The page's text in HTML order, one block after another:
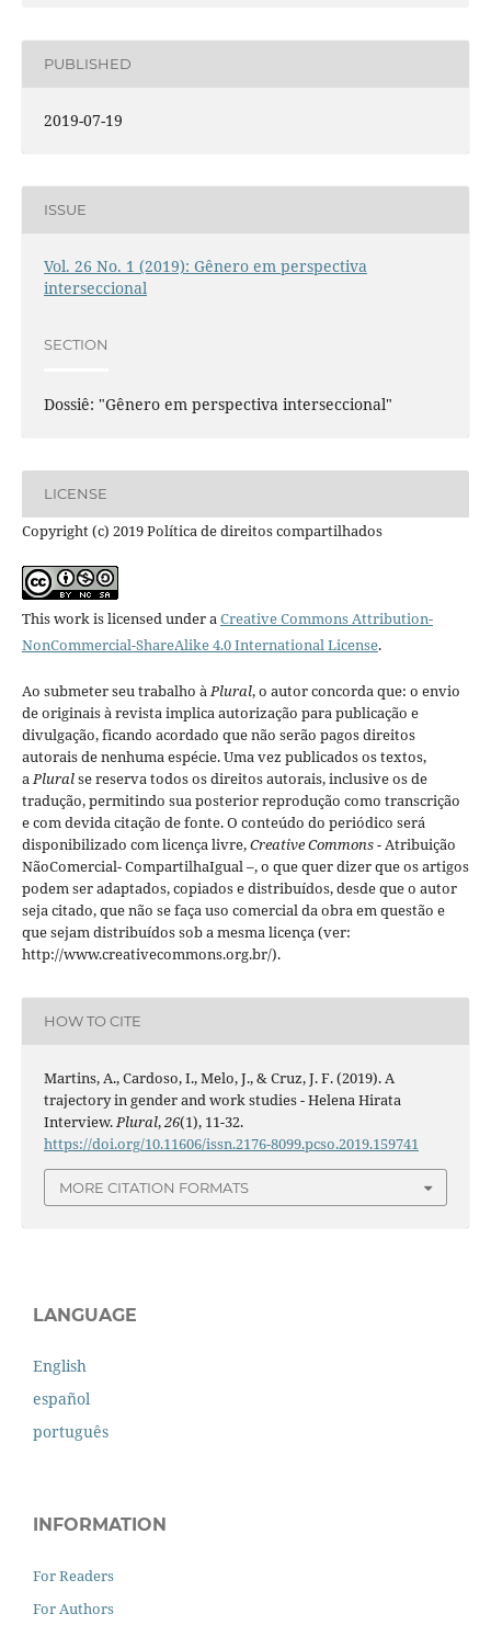
PUBLISHED
2019-07-19
ISSUE
Vol. 26 No. 1 (2019): Gênero em perspectiva
interseccional
SECTION
Dossiê: "Gênero em perspectiva interseccional"
LICENSE
Copyright (c) 2019 Política de direitos compartilhados
This work is licensed under aCreative Commons Attribution-
NonCommercial-ShareAlike 4.0 International License.
Ao submeter seu trabalho àPlural, o autor concorda que: o envio
de originais à revista implica autorização para publicação e
divulgação, ficando acordado que não serão pagos direitos
autorais de nenhuma espécie. Uma vez publicados os textos,
aPluralse reserva todos os direitos autorais, inclusive os de
tradução, permitindo sua posterior reprodução como transcrição
e com devida citação de fonte.O conteúdo do periódico será
disponibilizado com licença livre,Creative Commons -Atribuição
NãoComercial- CompartilhaIgual –, o que quer dizer que os artigos
podem ser adaptados, copiados e distribuídos, desde que o autor
seja citado, que não se faça uso comercial da obra em questão e
que sejam distribuídos sob a mesma licença (ver:
http://www.creativecommons.org.br/).
HOW TO CITE
Martins, A., Cardoso, I., Melo, J., & Cruz, J. F. (2019). A
trajectory in gender and work studies - Helena Hirata
Interview.Plural,26(1), 11-32.
https://doi.org/10.11606/issn.2176-8099.pcso.2019.159741
MORE CITATION FORMATS
LANGUAGE
English
español
português
INFORMATION
For Readers
For Authors